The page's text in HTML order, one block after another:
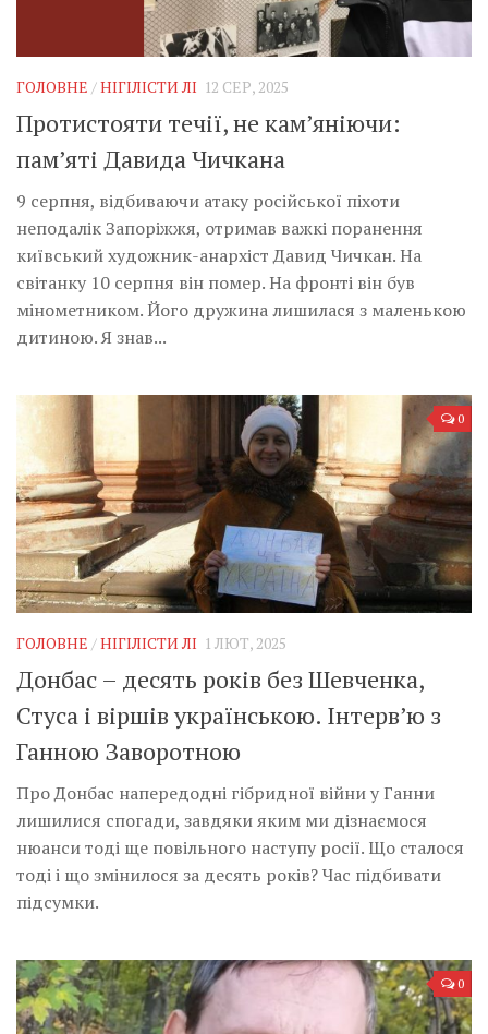
Научпоп
Головне
Цитати
Inter/antinational
ГОЛОВНЕ /НІГІЛІСТИ ЛІ 12 СЕР, 2025
Протистояти течії, не кам’яніючи:
пам’яті Давида Чичкана
9 серпня, відбиваючи атаку російської піхоти
неподалік Запоріжжя, отримав важкі поранення
київський художник-анархіст Давид Чичкан. На
світанку 10 серпня він помер. На фронті він був
мінометником. Його дружина лишилася з маленькою
дитиною. Я знав...
0
ГОЛОВНЕ /НІГІЛІСТИ ЛІ 1 ЛЮТ, 2025
Донбас – десять років без Шевченка,
Стуса і віршів українською. Інтерв’ю з
Ганною Заворотною
Про Донбас напередодні гібридної війни у Ганни
лишилися спогади, завдяки яким ми дізнаємося
нюанси тоді ще повільного наступу росії. Що сталося
тоді і що змінилося за десять років? Час підбивати
підсумки.
0